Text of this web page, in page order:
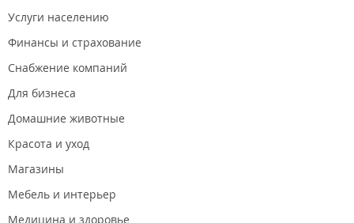
Услуги населению
Финансы и страхование
Снабжение компаний
Для бизнеса
Домашние животные
Красота и уход
Магазины
Мебель и интерьер
Медицина и здоровье